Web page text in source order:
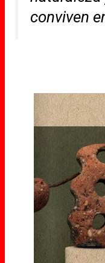
conviven